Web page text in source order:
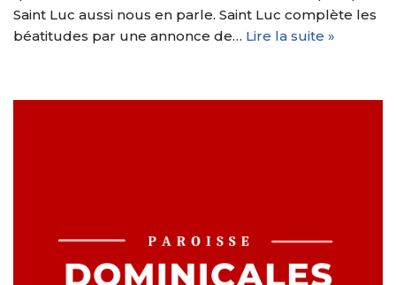
Saint Luc aussi nous en parle. Saint Luc complète les
béatitudes par une annonce de… Lire la suite »